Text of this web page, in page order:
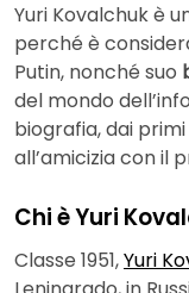
Yuri Kovalchuk è
perché è
Putin, nonché suo
del mondo
biografia, dai primi
all’amicizia con il
Chi è Yuri
Classe 1951,Yuri